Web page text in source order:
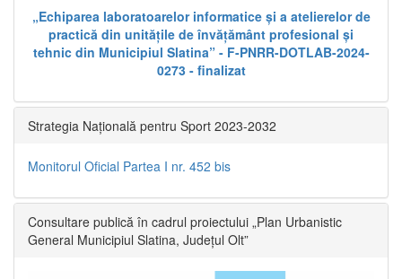
„Echiparea laboratoarelor informatice și a atelierelor de
practică din unitățile de învățământ profesional și
tehnic din Municipiul Slatina” - F-PNRR-DOTLAB-2024-
0273 - finalizat
Strategia Națională pentru Sport 2023-2032
Monitorul Oficial Partea I nr. 452 bis
Consultare publică în cadrul proiectului „Plan Urbanistic
General Municipiul Slatina, Județul Olt”